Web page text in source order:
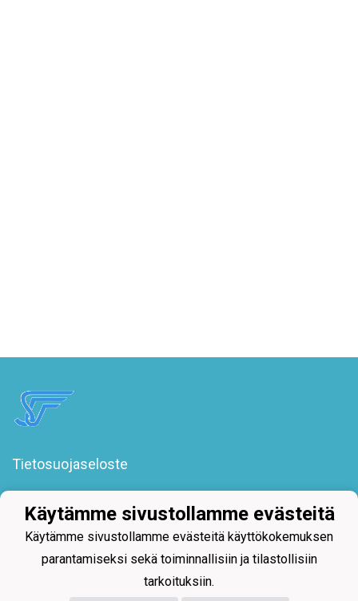
Tietosuojaseloste
Poroholmantie 1
27800 Säkylä
toimisto@sakylanurheilijat.fi
Käytämme sivustollamme evästeitä
Käytämme sivustollamme evästeitä käyttökokemuksen
parantamiseksi sekä toiminnallisiin ja tilastollisiin
tarkoituksiin.